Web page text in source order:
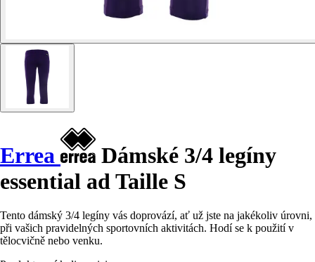
Errea
Dámské 3/4 legíny
essential ad Taille S
Tento dámský 3/4 legíny vás doprovází, ať už jste na jakékoliv úrovni,
při vašich pravidelných sportovních aktivitách. Hodí se k použití v
tělocvičně nebo venku.